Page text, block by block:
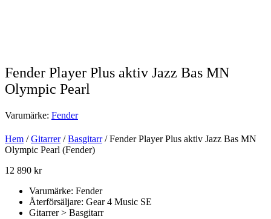
Fender Player Plus aktiv Jazz Bas MN
Olympic Pearl
Varumärke: Fender
Hem /Gitarrer/Basgitarr/ Fender Player Plus aktiv Jazz Bas MN
Olympic Pearl (Fender)
12 890 kr
Varumärke: Fender
Återförsäljare: Gear 4 Music SE
Gitarrer > Basgitarr